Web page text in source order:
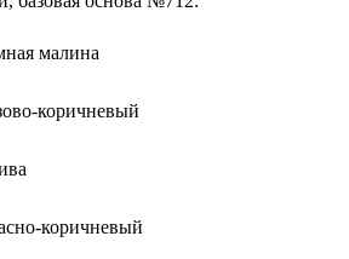
малина
коричневый
коричневый